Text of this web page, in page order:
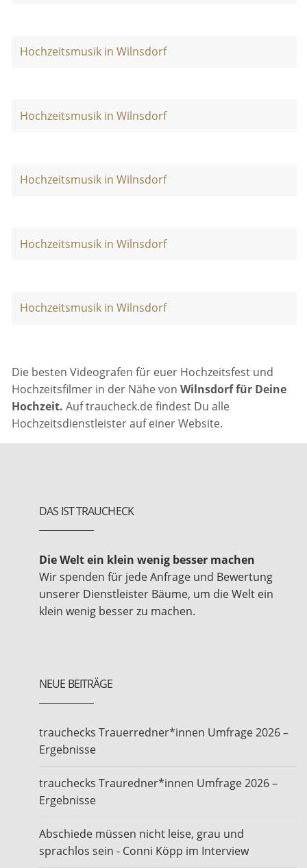
Hochzeitsmusik in Wilnsdorf
Hochzeitsmusik in Wilnsdorf
Hochzeitsmusik in Wilnsdorf
Hochzeitsmusik in Wilnsdorf
Hochzeitsmusik in Wilnsdorf
Die besten Videografen für euer Hochzeitsfest und
Hochzeitsfilmer in der Nähe vonWilnsdorf für Deine
Hochzeit.Auf traucheck.de findest Du alle
Hochzeitsdienstleister auf einer Website.
DAS IST TRAUCHECK
Die Welt ein klein wenig besser machen
Wir spenden für jede Anfrage und Bewertung
unserer Dienstleister Bäume, um die Welt ein
klein wenig besser zu machen.
NEUE BEITRÄGE
trauchecks Trauerredner*innen Umfrage 2026 –
Ergebnisse
trauchecks Trauredner*innen Umfrage 2026 –
Ergebnisse
Abschiede müssen nicht leise, grau und
sprachlos sein - Conni Köpp im Interview